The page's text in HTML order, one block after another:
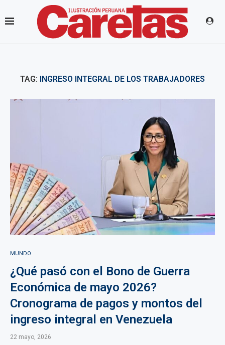
TAG: INGRESO INTEGRAL DE LOS TRABAJADORES
MUNDO
¿Qué pasó con el Bono de Guerra
Económica de mayo 2026?
Cronograma de pagos y montos del
ingreso integral en Venezuela
22 mayo, 2026